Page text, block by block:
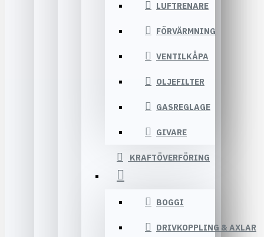
LUFTRENARE
FÖRVÄRMNING
VENTILKÅPA
OLJEFILTER
GASREGLAGE
GIVARE
KRAFTÖVERFÖRING
BOGGI
DRIVKOPPLING & AXLAR